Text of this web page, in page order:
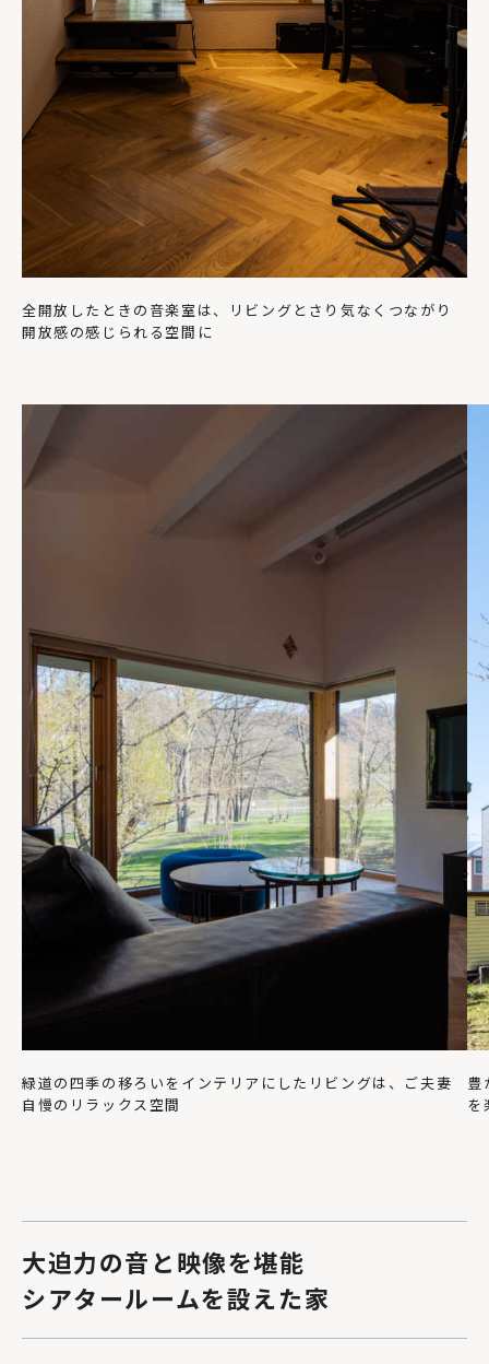
全開放したときの音楽室は、リビングとさり気なくつながり
開放感の感じられる空間に
緑道の四季の移ろいをインテリアにしたリビングは、ご夫妻
自慢のリラックス空間
豊
を
大迫力の音と映像を堪能
シアタールームを設えた家